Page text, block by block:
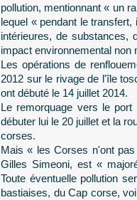
pollution, mentionnant « un
lequel « pendant le
intérieures, de substances,
impact environnemental non
Les opérations de
2012 sur le rivage de l'île
ont débuté le 14 juillet 2014.
Le remorquage vers le
débuter lui le 20 juillet et la
corses.
Mais « les Corses n'ont
Gilles Simeoni, est «
Toute éventuelle pollution
bastiaises, du Cap corse,